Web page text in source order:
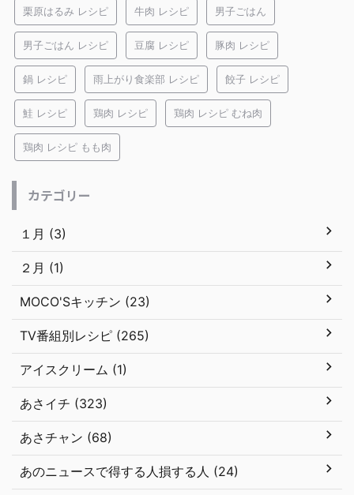
栗原はるみ レシピ 牛肉 レシピ 男子ごはん
男子ごはん レシピ 豆腐 レシピ 豚肉 レシピ
鍋 レシピ 雨上がり食楽部 レシピ 餃子 レシピ
鮭 レシピ 鶏肉 レシピ 鶏肉 レシピ むね肉
鶏肉 レシピ もも肉
カテゴリー
１月 (3)
２月 (1)
MOCO'Sキッチン (23)
TV番組別レシピ (265)
アイスクリーム (1)
あさイチ (323)
あさチャン (68)
あのニュースで得する人損する人 (24)